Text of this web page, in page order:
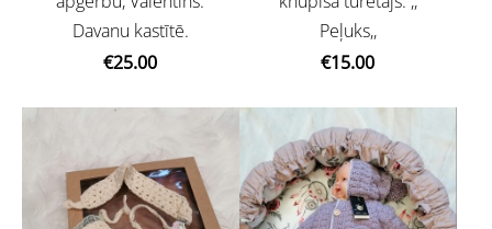
Davanu kastītē.
€25.00
Peļuks,,
€15.00